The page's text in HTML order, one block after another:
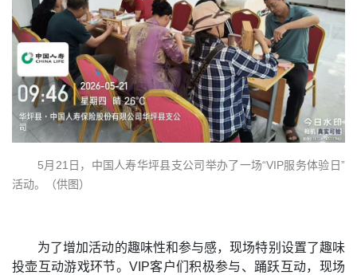
5月21日， 中国人寿华坪县支公司举办了一场“VIP服务体验日”
活动。
（供图）
为了增加活动的趣味性和参与感，现场特别设置了趣味
投壶互动游戏环节。VIP客户们积极参与、踊跃互动，现场